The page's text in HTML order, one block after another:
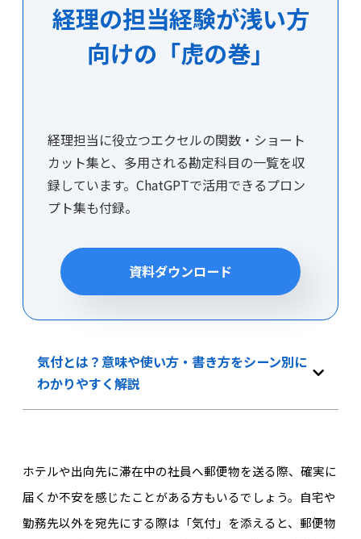
経理の担当経験が浅い方
向けの「虎の巻」
経理担当に役立つエクセルの関数・ショート
カット集と、多用される勘定科目の一覧を収
録しています。ChatGPTで活用できるプロン
プト集も付録。
資料ダウンロード
気付とは？意味や使い方・書き方をシーン別に
わかりやすく解説
ホテルや出向先に滞在中の社員へ郵便物を送る際、確実に
届くか不安を感じたことがある方もいるでしょう。自宅や
勤務先以外を宛先にする際は「気付」を添えると、郵便物